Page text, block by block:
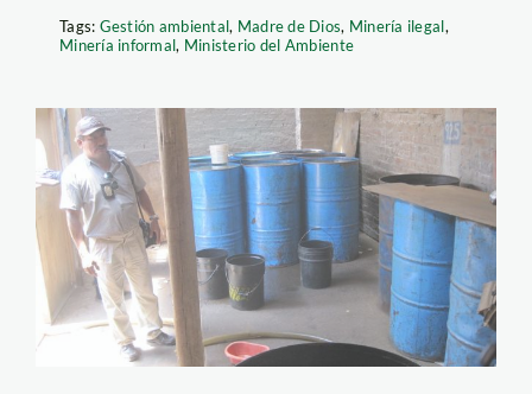
Tags: Gestión ambiental, Madre de Dios, Minería ilegal,
Minería informal, Ministerio del Ambiente
gasolina_peru21